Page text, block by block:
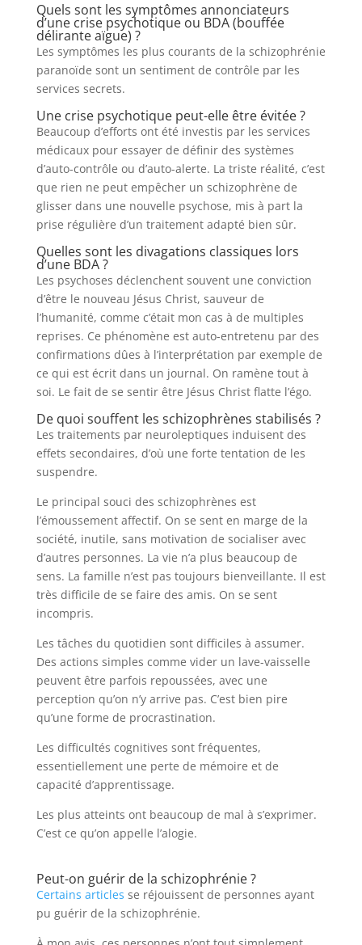
Quels sont les symptômes annonciateurs
d’une crise psychotique ou BDA (bouffée
délirante aïgue) ?
Les symptômes les plus courants de la schizophrénie
paranoïde sont un sentiment de contrôle par les
services secrets.
Une crise psychotique peut-elle être évitée ?
Beaucoup d’efforts ont été investis par les services
médicaux pour essayer de définir des systèmes
d’auto-contrôle ou d’auto-alerte. La triste réalité, c’est
que rien ne peut empêcher un schizophrène de
glisser dans une nouvelle psychose, mis à part la
prise régulière d’un traitement adapté bien sûr.
Quelles sont les divagations classiques lors
d’une BDA ?
Les psychoses déclenchent souvent une conviction
d’être le nouveau Jésus Christ, sauveur de
l’humanité, comme c’était mon cas à de multiples
reprises. Ce phénomène est auto-entretenu par des
confirmations dûes à l’interprétation par exemple de
ce qui est écrit dans un journal. On ramène tout à
soi. Le fait de se sentir être Jésus Christ flatte l’égo.
De quoi souffent les schizophrènes stabilisés ?
Les traitements par neuroleptiques induisent des
effets secondaires, d’où une forte tentation de les
suspendre.
Le principal souci des schizophrènes est
l’émoussement affectif. On se sent en marge de la
société, inutile, sans motivation de socialiser avec
d’autres personnes. La vie n’a plus beaucoup de
sens. La famille n’est pas toujours bienveillante. Il est
très difficile de se faire des amis. On se sent
incompris.
Les tâches du quotidien sont difficiles à assumer.
Des actions simples comme vider un lave-vaisselle
peuvent être parfois repoussées, avec une
perception qu’on n’y arrive pas. C’est bien pire
qu’une forme de procrastination.
Les difficultés cognitives sont fréquentes,
essentiellement une perte de mémoire et de
capacité d’apprentissage.
Les plus atteints ont beaucoup de mal à s’exprimer.
C’est ce qu’on appelle l’alogie.
Peut-on guérir de la schizophrénie ?
Certains articles se réjouissent de personnes ayant
pu guérir de la schizophrénie.